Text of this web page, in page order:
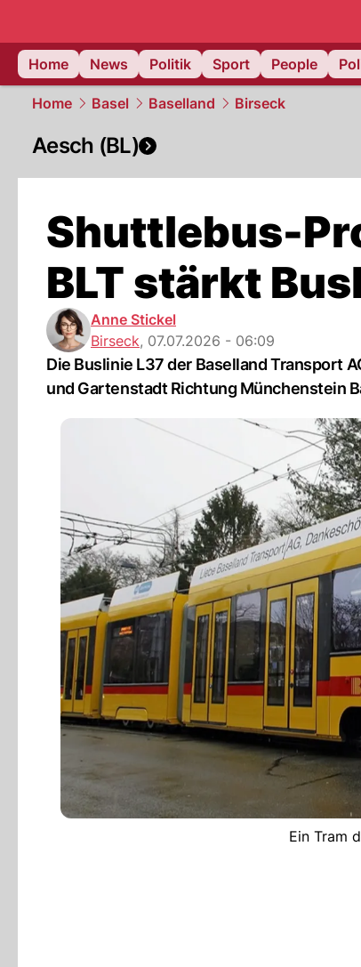
Home
News Politik Sport People
Home Basel Baselland Birseck
Aesch (BL)
Shuttlebus-
BLT stärkt
Anne Stickel
Birseck, 07.07.2026 - 06:09
Die Buslinie L37 der Baselland Transport
und Gartenstadt Richtung Münchenstein
Ein Tram